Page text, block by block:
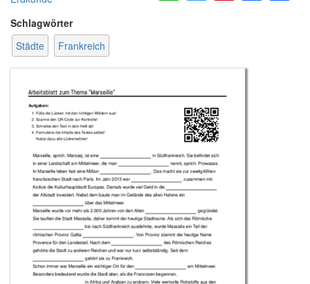
Schlagwörter
Städte
Frankreich